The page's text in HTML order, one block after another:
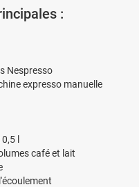
:
Nespresso
expresso manuelle
l
café et lait